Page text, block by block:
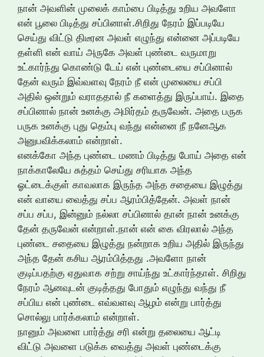
நான் அவளின் முலைக் காம்பை பிடித்து உறிய அவளோ
என் பூலை பிடித்து சப்பினாள்.சிறிது நேரம் இப்படியே
செய்து விட்டு திடீரன அவள் எழுந்து என்னை அப்படியே
தள்ளி என் வாய் அருகே அவள் புண்டை வருமாறு
உட்கார்ந்து கொண்டு டேய் என் புண்டையை சப்பினால்
தேன் வரும் இவ்வளவு நேரம் நீ என் முலையை சப்பி
அதில் ஒன்றும் வராததால் நீ களைத்து இருப்பாய். இதை
சப்பினால் நான் உனக்கு அமிர்தம் தருவேன். அதை பருக
பருக உனக்கு புது தெம்பு வந்து என்னை நீ நனேஆக
அனுபவிக்கலாம் என்றாள்.
எனக்கோ அந்த புண்டை மணம் பிடித்து போய் அதை என்
நாக்காலேயே சுத்தம் செய்து சரியாக அந்த
ஓட்டைக்குள் காவலாக இருந்த அந்த சதையை இழுத்து
என் வாயை வைத்து சப்ப ஆரம்பித்தேன். அவள் நான்
சப்ப சப்ப, இன்னும் நல்லா சப்பினால் தான் நான் உனக்கு
தேன் தருவேன் என்றாள்.நான் என் கை விரலால் அந்த
புண்டை சதையை இழுத்து நன்றாக உறிய அதில் இருந்து
அந்த தேன் கசிய ஆரம்பித்தது .அவளோ நான்
குடிப்பதற்கு ஏதுவாக சற்று சாய்ந்து உட்கார்ந்தாள். சிறிது
நேரம் ஆனவுடன் குடித்தது போதும் எழுந்து வந்து நீ
சப்பிய என் புண்டை எவ்வளவு ஆழம் என்று பார்த்து
சொல்லு பார்க்கலாம் என்றாள்.
நானும் அவளை பார்த்து சரி என்று தலையை ஆட்டி
விட்டு அவளை படுக்க வைத்து அவள் புண்டைக்கு